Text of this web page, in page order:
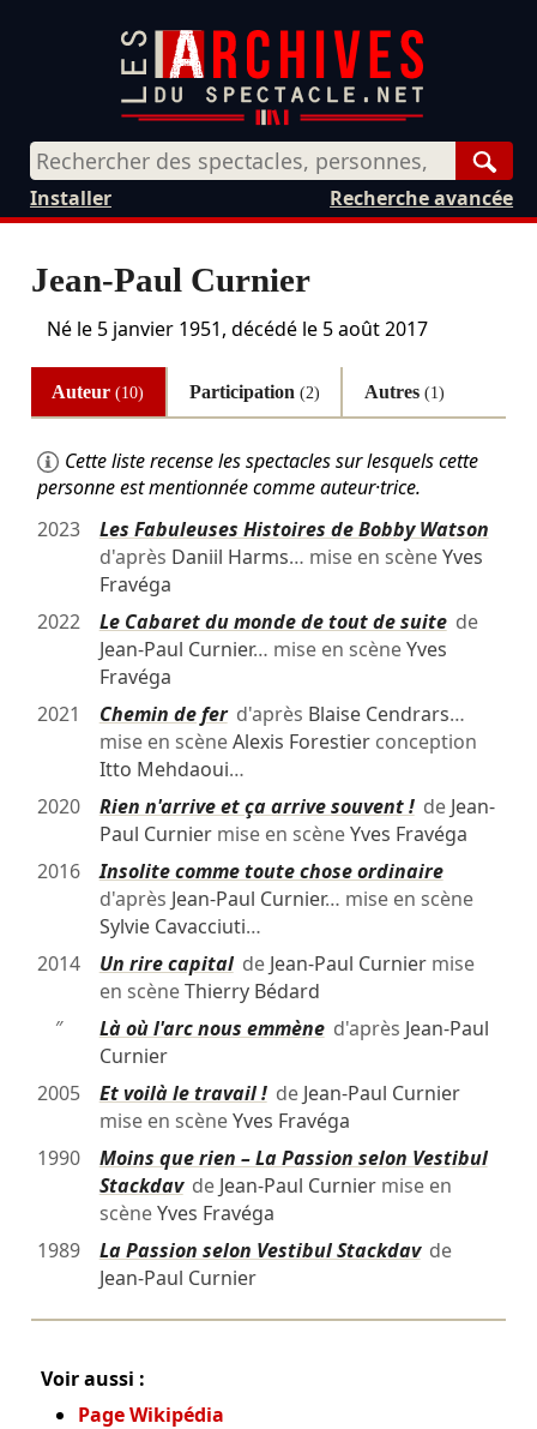
Recherche avancée
Installer
Jean-Paul Curnier
Né le 5 janvier 1951, décédé le 5 août 2017
Auteur(10) Participation (2) Autres(1)
Cette liste recense les spectacles sur lesquels cette
personne est mentionnée comme auteur·trice.
2023
Les Fabuleuses Histoires de Bobby Watson
d'après Daniil Harms… mise en scèneYves
Fravéga
2022
Le Cabaret du monde de tout de suitede
Jean-Paul Curnier… mise en scèneYves
Fravéga
2021
Chemin de ferd'après Blaise Cendrars…
mise en scèneAlexis Forestierconception
Itto Mehdaoui…
2020
Rien n'arrive et ça arrive souvent !de Jean-
Paul Curniermise en scèneYves Fravéga
2016
Insolite comme toute chose ordinaire
d'après Jean-Paul Curnier… mise en scène
Sylvie Cavacciuti…
2014
Un rire capitalde Jean-Paul Curniermise
en scèneThierry Bédard
″
Là où l'arc nous emmèned'après Jean-Paul
Curnier
2005
Et voilà le travail !de Jean-Paul Curnier
mise en scèneYves Fravéga
1990
Moins que rien – La Passion selon Vestibul
Stackdavde Jean-Paul Curniermise en
scèneYves Fravéga
1989
La Passion selon Vestibul Stackdavde
Jean-Paul Curnier
Voir aussi :
Page Wikipédia